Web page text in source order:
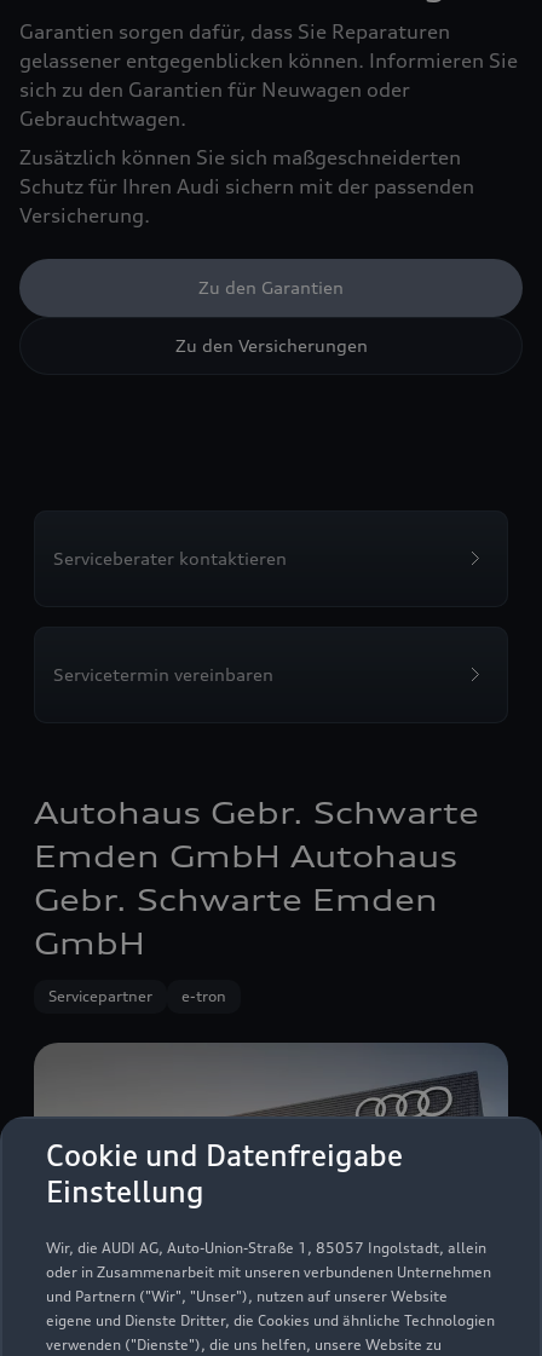
Cookie und Datenfreigabe
Einstellung
Wir, die AUDI AG, Auto-Union-Straße 1, 85057 Ingolstadt, allein
oder in Zusammenarbeit mit unseren verbundenen Unternehmen
und Partnern ("Wir", "Unser"), nutzen auf unserer Website
eigene und Dienste Dritter, die Cookies und ähnliche Technologien
verwenden ("Dienste"), die uns helfen, unsere Website zu
Garantien sorgen dafür, dass Sie Reparaturen
gelassener entgegenblicken können. Informieren Sie
sich zu den Garantien für Neuwagen oder
Gebrauchtwagen.
Zusätzlich können Sie sich maßgeschneiderten
Schutz für Ihren Audi sichern mit der passenden
Versicherung.
Zu den Garantien
Zu den Versicherungen
Serviceberater kontaktieren
Servicetermin vereinbaren
Autohaus Gebr. Schwarte
Emden GmbH Autohaus
Gebr. Schwarte Emden
GmbH
Servicepartner e-tron